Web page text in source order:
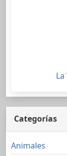
Categorías
Animales